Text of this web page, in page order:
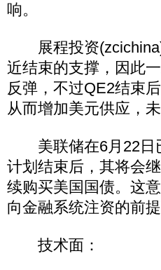
响。
展程投资(zcichina)
近结束的支撑，因此
反弹，不过QE2结束
从而增加美元供应，
美联储在6月22日
计划结束后，其将会
续购买美国国债。这
向金融系统注资的前
技术面：